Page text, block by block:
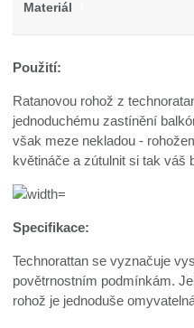
Materiál
Použití:
Ratanovou rohož z
jednoduchému zastínění
však meze nekladou -
květináče a zútulnit si tak váš
Specifikace:
Technorattan se vyznačuje
povětrnostním podmínkám.
rohož je jednoduše